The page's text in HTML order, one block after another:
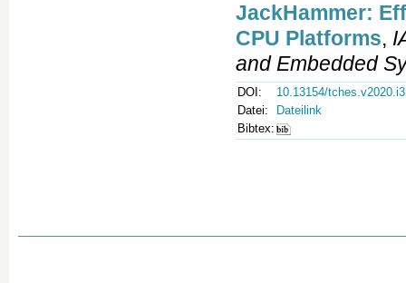
JackHammer:
CPU Platforms,
and Embedded
DOI:
10.13154/
Datei:
Dateilink
Bibtex: